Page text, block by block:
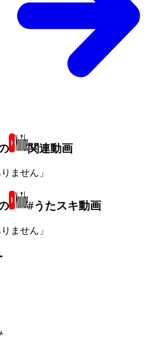
関連動画
ません」
#うたスキ動画
ません」